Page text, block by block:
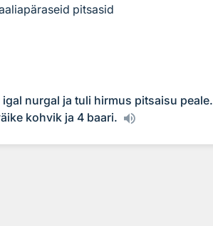
pitsasid
nurgal ja tuli hirmus pitsaisu peale.
kohvik ja 4 baari.